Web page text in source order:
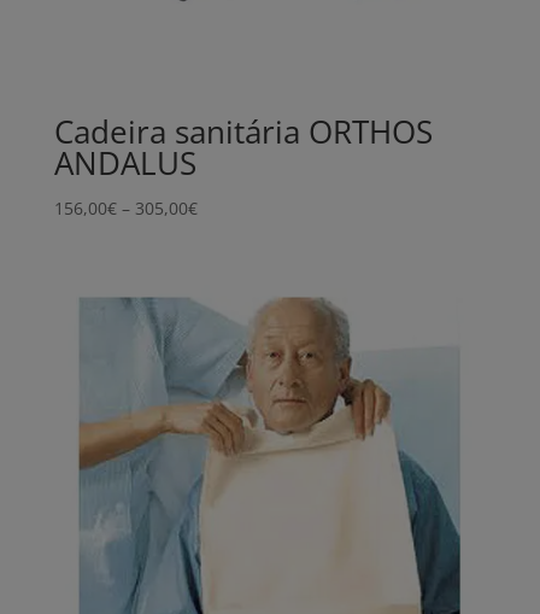
Cadeira sanitária ORTHOS
ANDALUS
156,00€ – 305,00€Price
305,00€